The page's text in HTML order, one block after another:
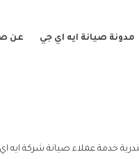
مدونة صيانة ايه اي جي عن
خدمة عملاء صيانة شركة ايه